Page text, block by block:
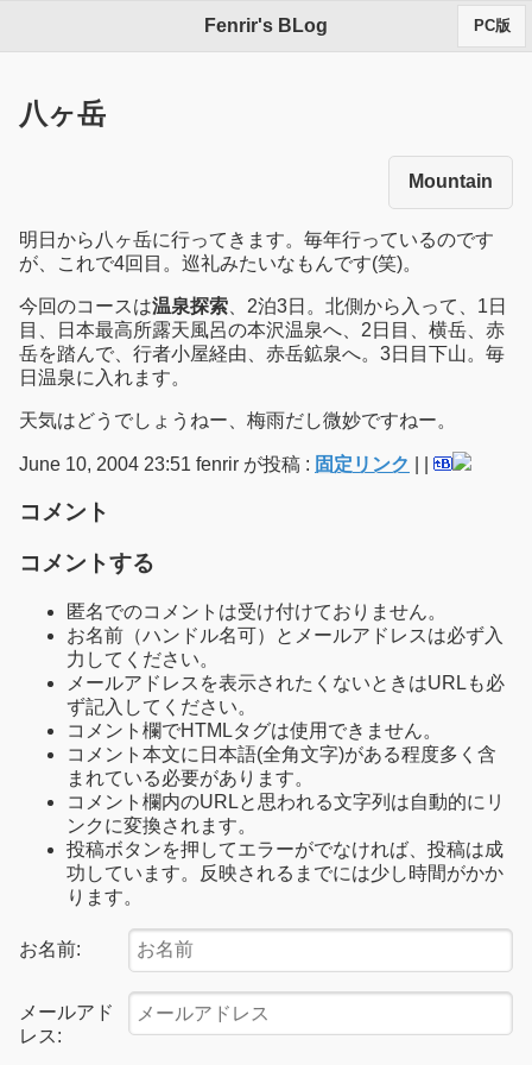
Fenrir's BLog PC版
八ヶ岳
Mountain
明日から八ヶ岳に行ってきます。毎年行っているのです
が、これで4回目。巡礼みたいなもんです(笑)。
今回のコースは温泉探索 、2泊3日。北側から入って、1日
目、日本最高所露天風呂の本沢温泉へ、2日目、横岳、赤
岳を踏んで、行者小屋経由、赤岳鉱泉へ。3日目下山。毎
日温泉に入れます。
天気はどうでしょうねー、梅雨だし微妙ですねー。
June 10, 2004 23:51 fenrir が投稿 : 固定リンク
コメント
コメントする
匿名でのコメントは受け付けておりません。
お名前（ハンドル名可）とメールアドレスは必ず入
力してください。
メールアドレスを表示されたくないときはURLも必
ず記入してください。
コメント欄でHTMLタグは使用できません。
コメント本文に日本語(全角文字)がある程度多く含
まれている必要があります。
コメント欄内のURLと思われる文字列は自動的にリ
ンクに変換されます。
投稿ボタンを押してエラーがでなければ、投稿は成
功しています。反映されるまでには少し時間がかか
ります。
お名前:
メールアド
レス: